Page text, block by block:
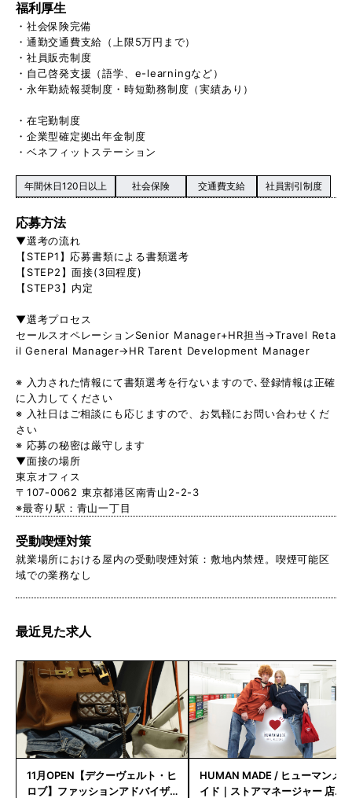
福利厚生
・社会保険完備
・通勤交通費支給（上限5万円まで）
・社員販売制度
・自己啓発支援（語学、e-learningなど）
・永年勤続報奨制度・時短勤務制度（実績あり）
・在宅勤制度
・企業型確定拠出年金制度
・ベネフィットステーション
年間休日120日以上 社会保険 交通費支給 社員割引制度
応募方法
▼選考の流れ
【STEP1】応募書類による書類選考
【STEP2】面接(3回程度)
【STEP3】内定
▼選考プロセス
セールスオペレーションSenior Manager+HR担当→Travel Reta
il General Manager→HR Tarent Development Manager
※ 入力された情報にて書類選考を行ないますので､登録情報は正確
に入力してください
※ 入社日はご相談にも応じますので、お気軽にお問い合わせくだ
さい
※ 応募の秘密は厳守します
▼面接の場所
東京オフィス
〒107-0062 東京都港区南青山2-2-3
※最寄り駅：青山一丁目
受動喫煙対策
就業場所における屋内の受動喫煙対策：敷地内禁煙。喫煙可能区
域での業務なし
最近見た求人
11月OPEN【デクーヴェルト・ヒ
ロブ】ファッションアドバイザ
HUMAN MADE / ヒューマンメ
イド｜ストアマネージャー 店長